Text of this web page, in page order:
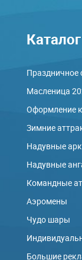
Каталог
Праздничное
Масленица
Оформление
Зимние
Надувные
Надувные
Командные
Аэромены
Чудо шары
Большие